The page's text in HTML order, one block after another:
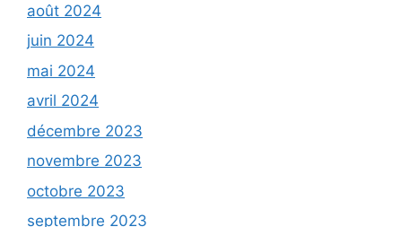
août 2024
juin 2024
mai 2024
avril 2024
décembre 2023
novembre 2023
octobre 2023
septembre 2023